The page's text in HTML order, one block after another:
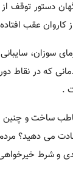
دستور توقف
عقب افتاده
سوزان،
که در نقاط
.
ساخت و
می دهید؟
و شرط